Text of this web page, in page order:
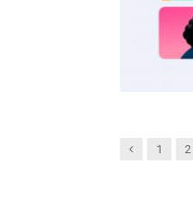
Previous
1 2